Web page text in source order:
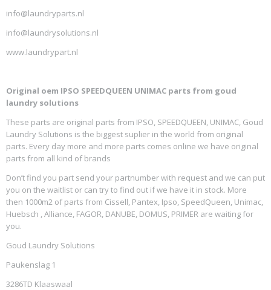
info@laundryparts.nl
info@laundrysolutions.nl
www.laundrypart.nl
Original oem IPSO SPEEDQUEEN UNIMAC parts from goud
laundry solutions
These parts are original parts from IPSO, SPEEDQUEEN, UNIMAC, Goud
Laundry Solutions is the biggest suplier in the world from original
parts. Every day more and more parts comes online we have original
parts from all kind of brands
Don’t find you part send your partnumber with request and we can put
you on the waitlist or can try to find out if we have it in stock. More
then 1000m2 of parts from Cissell, Pantex, Ipso, SpeedQueen, Unimac,
Huebsch , Alliance, FAGOR, DANUBE, DOMUS, PRIMER are waiting for
you.
Goud Laundry Solutions
Paukenslag 1
3286TD Klaaswaal